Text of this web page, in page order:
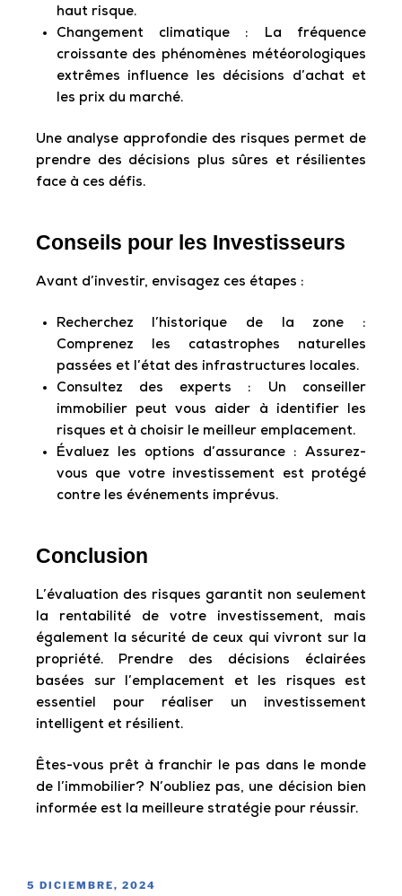
haut risque.
Changement climatique : La fréquence
croissante des phénomènes météorologiques
extrêmes influence les décisions d’achat et
les prix du marché.
Une analyse approfondie des risques permet de
prendre des décisions plus sûres et résilientes
face à ces défis.
Conseils pour les Investisseurs
Avant d’investir, envisagez ces étapes :
Recherchez l’historique de la zone :
Comprenez les catastrophes naturelles
passées et l’état des infrastructures locales.
Consultez des experts : Un conseiller
immobilier peut vous aider à identifier les
risques et à choisir le meilleur emplacement.
Évaluez les options d’assurance : Assurez-
vous que votre investissement est protégé
contre les événements imprévus.
Conclusion
L’évaluation des risques garantit non seulement
la rentabilité de votre investissement, mais
également la sécurité de ceux qui vivront sur la
propriété. Prendre des décisions éclairées
basées sur l’emplacement et les risques est
essentiel pour réaliser un investissement
intelligent et résilient.
Êtes-vous prêt à franchir le pas dans le monde
de l’immobilier? N’oubliez pas, une décision bien
informée est la meilleure stratégie pour réussir.
5 DICIEMBRE, 2024